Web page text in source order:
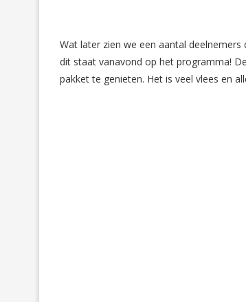
Wat later zien we een aantal deelnemers
dit staat vanavond op het programma!
pakket te genieten. Het is veel vlees en